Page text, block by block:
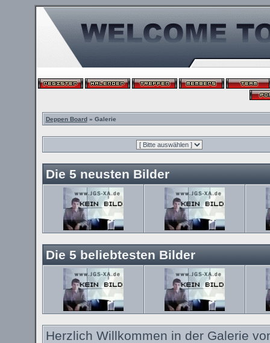
Deppen Board» Galerie
Die 5 neusten Bilder
Die 5 beliebtesten Bilder
Herzlich Willkommen in der Galerie